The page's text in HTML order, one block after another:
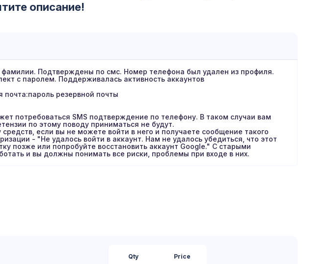
описание!
фамилии. Подтверждены по смс. Номер телефона был удален из профиля.
с паролем. Поддерживалась активность аккаунтов
почта:пароль резервной почты
потребоваться SMS подтверждение по телефону. В таком случаи вам
по этому поводу приниматься не будут.
если вы не можете войти в него и получаете сообщение такого
- "Не удалось войти в аккаунт. Нам не удалось убедиться, что этот
позже или попробуйте восстановить аккаунт Google." С старыми
и вы должны понимать все риски, проблемы при входе в них.
Qty Price